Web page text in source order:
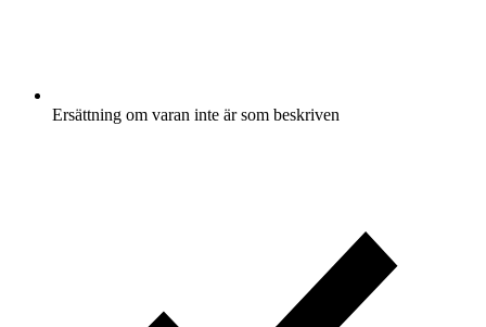
Ersättning om varan inte är som beskriven